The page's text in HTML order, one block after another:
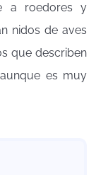
a roedores y
nidos de aves
que describen
es muy